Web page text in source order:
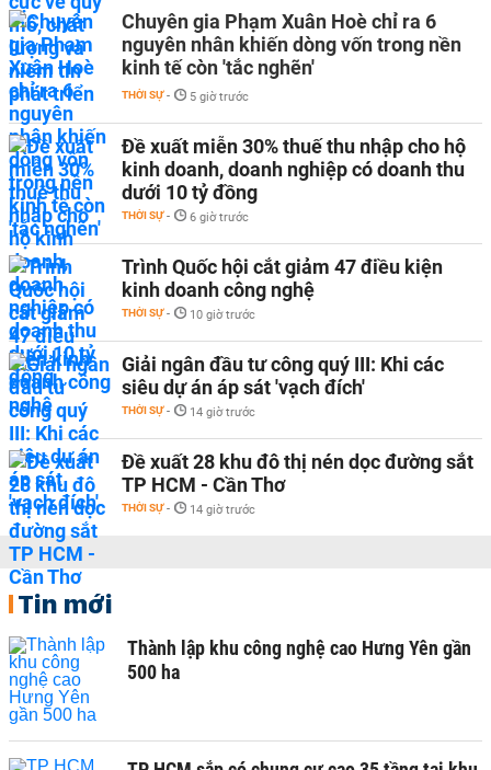
Chuyên gia Phạm Xuân Hoè chỉ ra 6
nguyên nhân khiến dòng vốn trong nền
kinh tế còn 'tắc nghẽn'
THỜI SỰ - 5 giờ trước
Đề xuất miễn 30% thuế thu nhập cho hộ
kinh doanh, doanh nghiệp có doanh thu
dưới 10 tỷ đồng
THỜI SỰ - 6 giờ trước
Trình Quốc hội cắt giảm 47 điều kiện
kinh doanh công nghệ
THỜI SỰ - 10 giờ trước
Giải ngân đầu tư công quý III: Khi các
siêu dự án áp sát 'vạch đích'
THỜI SỰ - 14 giờ trước
Đề xuất 28 khu đô thị nén dọc đường sắt
TP HCM - Cần Thơ
THỜI SỰ - 14 giờ trước
Tin mới
Thành lập khu công nghệ cao Hưng Yên gần
500 ha